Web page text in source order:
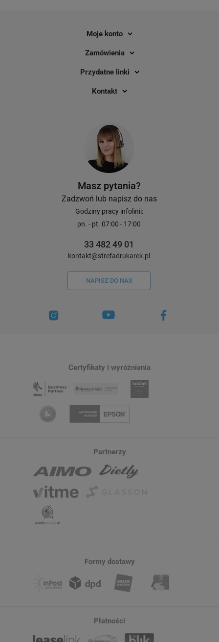
Moje konto
Zamówienia
Przydatne linki
Kontakt
Masz pytania?
Zadzwoń lub napisz do nas
Godziny pracy infolinii:
pn. - pt. 07:00 - 17:00
33 482 49 01
kontakt@strefadrukarek.pl
NAPISZ DO NAS
Certyfikaty i wyróżnienia
Partnerzy
Formy dostawy
Płatności